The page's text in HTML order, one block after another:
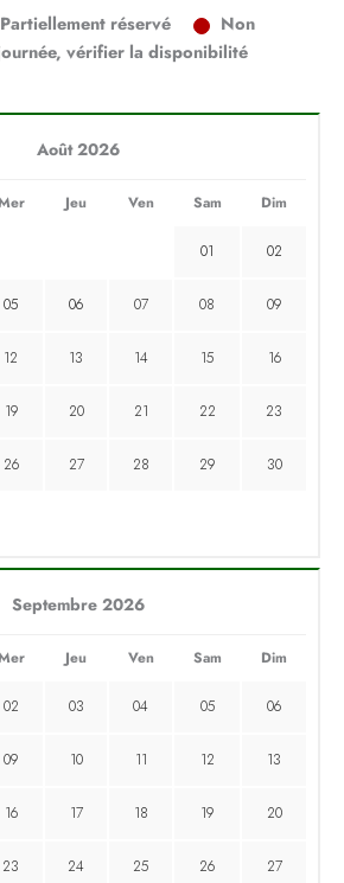
Partiellement réservé
Non
vérifier la disponibilité
Août 2026
Jeu Ven Sam Dim
01 02
05 06 07 08 09
12 13 14 15 16
19 20 21 22 23
26 27 28 29 30
Septembre 2026
Jeu Ven Sam Dim
02 03 04 05 06
09 10 11 12 13
16 17 18 19 20
23 24 25 26 27